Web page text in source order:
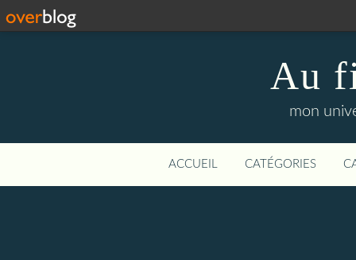
Au
mon
ACCUEIL CATÉGORIES